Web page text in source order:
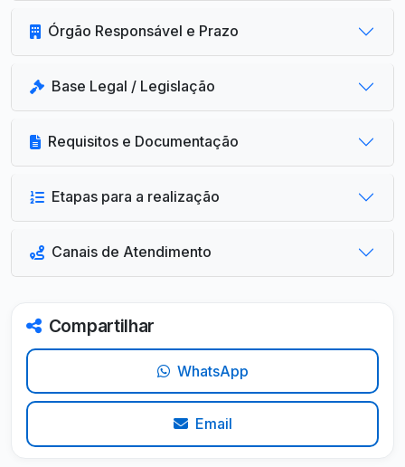
Órgão Responsável e Prazo
Base Legal / Legislação
Requisitos e Documentação
Etapas para a realização
Canais de Atendimento
Compartilhar
WhatsApp
Email